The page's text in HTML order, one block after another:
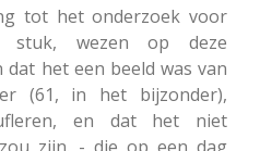
tot het onderzoek voor
wezen op deze
het een beeld was van
(61, in het bijzonder),
en dat het niet